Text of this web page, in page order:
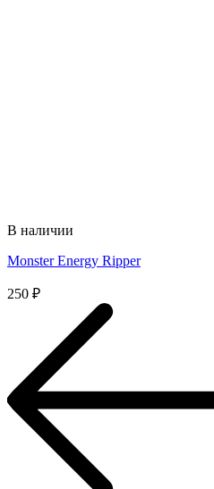
В наличии
Monster Energy Ripper
250 ₽